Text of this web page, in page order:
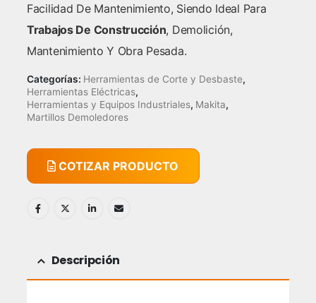
Facilidad De Mantenimiento, Siendo Ideal Para
Trabajos De Construcción, Demolición,
Mantenimiento Y Obra Pesada.
Categorías: Herramientas de Corte y Desbaste,
Herramientas Eléctricas,
Herramientas y Equipos Industriales, Makita,
Martillos Demoledores
COTIZAR PRODUCTO
Descripción